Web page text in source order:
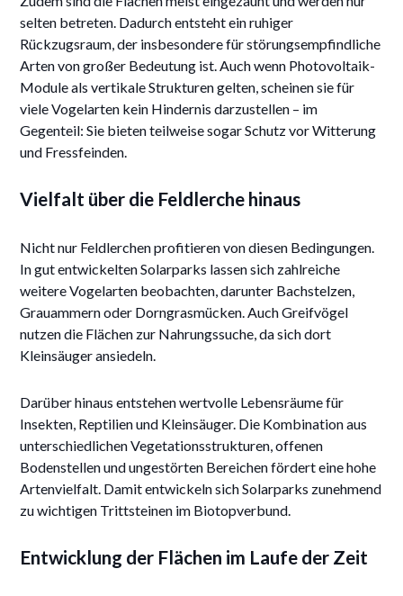
selten betreten. Dadurch entsteht ein ruhiger
Rückzugsraum, der insbesondere für störungsempfindliche
Arten von großer Bedeutung ist. Auch wenn Photovoltaik-
Module als vertikale Strukturen gelten, scheinen sie für
viele Vogelarten kein Hindernis darzustellen – im
Gegenteil: Sie bieten teilweise sogar Schutz vor Witterung
und Fressfeinden.
Vielfalt über die Feldlerche hinaus
Nicht nur Feldlerchen profitieren von diesen Bedingungen.
In gut entwickelten Solarparks lassen sich zahlreiche
weitere Vogelarten beobachten, darunter Bachstelzen,
Grauammern oder Dorngrasmücken. Auch Greifvögel
nutzen die Flächen zur Nahrungssuche, da sich dort
Kleinsäuger ansiedeln.
Darüber hinaus entstehen wertvolle Lebensräume für
Insekten, Reptilien und Kleinsäuger. Die Kombination aus
unterschiedlichen Vegetationsstrukturen, offenen
Bodenstellen und ungestörten Bereichen fördert eine hohe
Artenvielfalt. Damit entwickeln sich Solarparks zunehmend
zu wichtigen Trittsteinen im Biotopverbund.
Entwicklung der Flächen im Laufe der Zeit